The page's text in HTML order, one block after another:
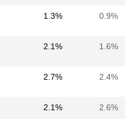
1.3% 0.9%
2.1% 1.6%
2.7% 2.4%
2.1% 2.6%